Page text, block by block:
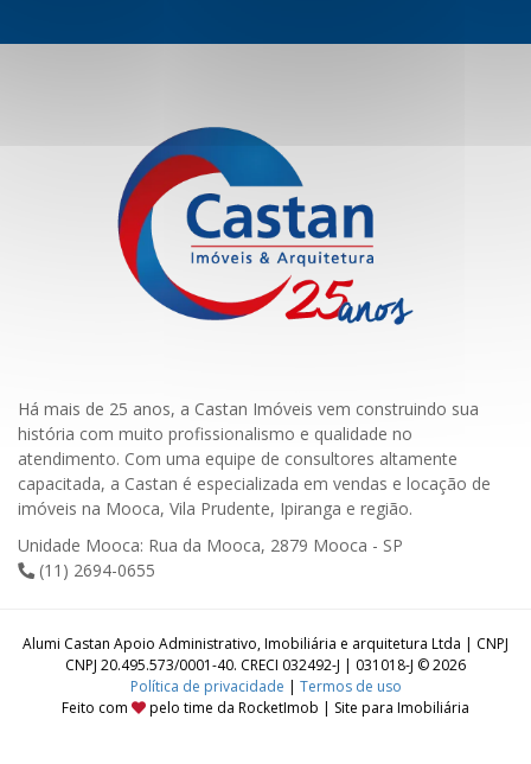
Há mais de 25 anos, a Castan Imóveis vem construindo sua
história com muito profissionalismo e qualidade no
atendimento. Com uma equipe de consultores altamente
capacitada, a Castan é especializada em vendas e locação de
imóveis na Mooca, Vila Prudente, Ipiranga e região.
Unidade Mooca: Rua da Mooca, 2879 Mooca - SP
(11) 2694-0655
Alumi Castan Apoio Administrativo, Imobiliária e arquitetura Ltda | CNPJ
CNPJ 20.495.573/0001-40. CRECI 032492-J | 031018-J © 2026
Política de privacidade | Termos de uso
Feito com
pelo time da RocketImob | Site para Imobiliária